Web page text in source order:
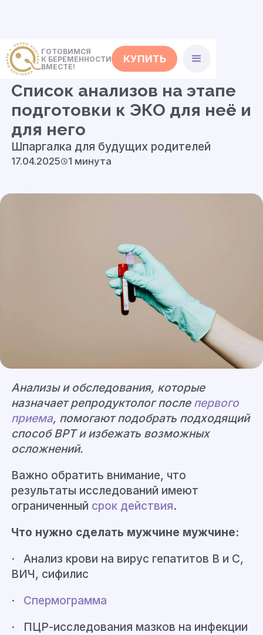
ГОТОВИМСЯ
К БЕРЕМЕННОСТИ
ВМЕСТЕ!
КУПИТЬ
<- Полезные советы
Список анализов на этапе
подготовки к ЭКО для неё и
для него
Шпаргалка для будущих родителей
17.04.2025 1 минута
Анализы и обследования, которые
назначаетрепродуктологпосле первого
приема, помогают подобрать подходящий
способ ВРТ и избежать возможных
осложнений.
Важно обратить внимание, что
результаты исследований имеют
ограниченный срок действия.
Что нужно сделать мужчине мужчине:
· Анализ крови на вирус гепатитов В и С,
ВИЧ, сифилис
· Спермограмма
· ПЦР-исследования мазков на инфекции